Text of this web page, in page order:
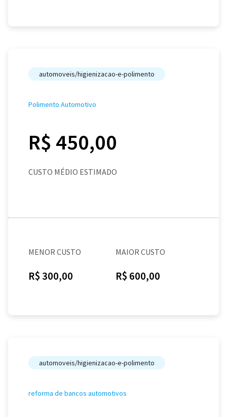
automoveis/higienizacao-e-polimento
Polimento Automotivo
R$ 450,00
CUSTO MÉDIO ESTIMADO
MENOR CUSTO
R$ 300,00
MAIOR CUSTO
R$ 600,00
automoveis/higienizacao-e-polimento
reforma de bancos automotivos